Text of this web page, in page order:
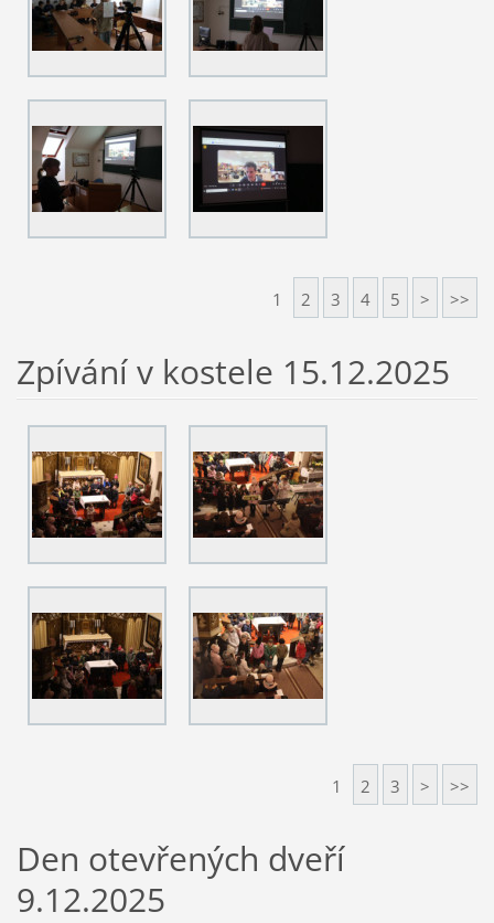
1 2 3 4 5 > >>
Zpívání v kostele 15.12.2025
1 2 3 > >>
Den otevřených dveří
9.12.2025